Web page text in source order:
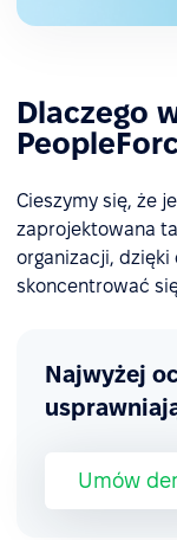
Dlaczego
Cieszymy się, że
zaprojektowana
organizacji, dzięki
skoncentrować
Najwyżej
Umów